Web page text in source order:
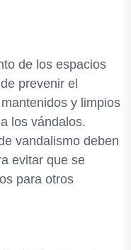
de los espacios
prevenir el
y limpios
los vándalos.
vandalismo deben
evitar que se
para otros